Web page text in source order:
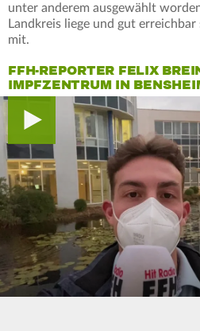
unter anderem ausgewählt
Landkreis liege und gut
mit.
FFH-REPORTER FELIX
IMPFZENTRUM IN